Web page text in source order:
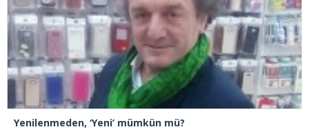
Yenilenmeden, ‘Yeni’ mümkün mü?